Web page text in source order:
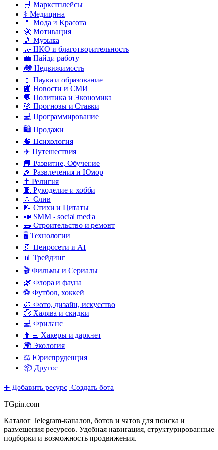
🛒 Маркетплейсы
⚕️ Медицина
💄 Мода и Красота
🚀 Мотивация
🎵 Музыка
🤝 НКО и благотворительность
💼 Найди работу
🏘️ Недвижимость
📖 Наука и образование
📰 Новости и СМИ
💬 Политика и Экономика
🎯 Прогнозы и Ставки
💻 Программирование
🛍️ Продажи
🧠 Психология
✈️ Путешествия
📘 Развитие, Обучение
🎉 Развлечения и Юмор
✝️ Религия
🧵 Рукоделие и хобби
💧 Слив
📝 Стихи и Цитаты
📣 SMM - social media
🧱 Строительство и ремонт
🖥️ Технологии
🧬 Нейросети и AI
📊 Трейдинг
🎬 Фильмы и Сериалы
🌿 Флора и фауна
⚽ Футбол, хоккей
🎨 Фото, дизайн, искусство
🤑 Халява и скидки
💻 Фриланс
👨‍💻 Хакеры и даркнет
🌍 Экология
⚖️ Юриспруденция
📦 Другое
➕ Добавить ресурс Создать бота
TGpin.com
Каталог Telegram-каналов, ботов и чатов для поиска и
размещения ресурсов. Удобная навигация, структурированные
подборки и возможность продвижения.